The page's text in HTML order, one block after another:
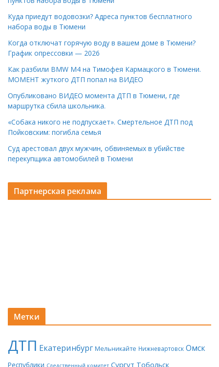
Куда приедут водовозки? Адреса пунктов бесплатного
набора воды в Тюмени
Когда отключат горячую воду в вашем доме в Тюмени?
График опрессовки — 2026
Как разбили BMW M4 на Тимофея Кармацкого в Тюмени.
МОМЕНТ жуткого ДТП попал на ВИДЕО
Опубликовано ВИДЕО момента ДТП в Тюмени, где
маршрутка сбила школьника.
«Собака никого не подпускает». Смертельное ДТП под
Пойковским: погибла семья
Суд арестовал двух мужчин, обвиняемых в убийстве
перекупщика автомобилей в Тюмени
Партнерская реклама
Метки
ДТП Екатеринбург Мельникайте Нижневартовск Омск
Республики Следственный комитет Сургут Тобольск